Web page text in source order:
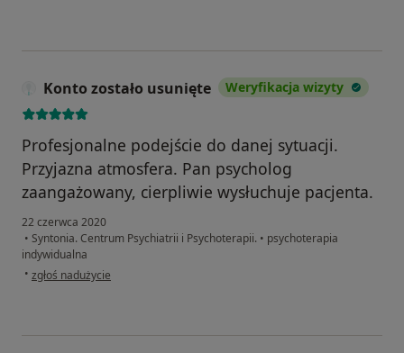
Konto zostało usunięte Weryfikacja wizyty
Profesjonalne podejście do danej sytuacji.
Przyjazna atmosfera. Pan psycholog
zaangażowany, cierpliwie wysłuchuje pacjenta.
22 czerwca 2020
• Syntonia. Centrum Psychiatrii i Psychoterapii. • psychoterapia
indywidualna
• w opinii użytkownika Konto zostało usunięte
zgłoś nadużycie